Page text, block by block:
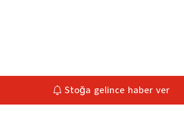
Stoğa gelince haber ver